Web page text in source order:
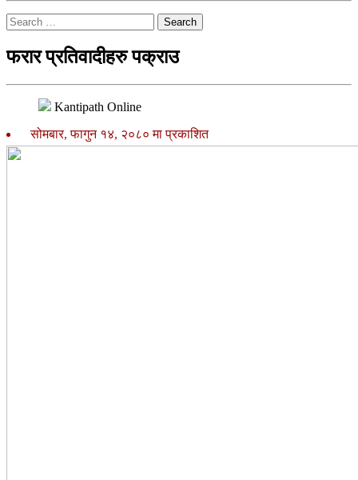
Search
फरार प्रतिवादीहरु पक्राउ
Kantipath Online
सोमबार, फागुन १४, २०८० मा प्रकाशित